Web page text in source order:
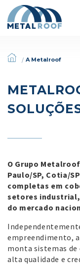
/ A Metalroof
O Grupo
Paulo/SP, Cotia/
completas em
setores
do mercado
empreendimento,
monta sistemas
alta qualidade e